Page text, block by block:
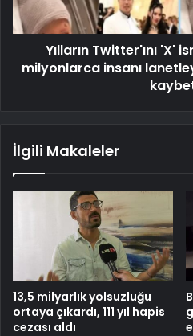
Yılların Twitter'ını 'X'
milyonlarca insanı
İlgili Makaleler
13,5 milyarlık yolsuzluğu
ortaya çıkardı, 111 yıl hapis
cezası aldı